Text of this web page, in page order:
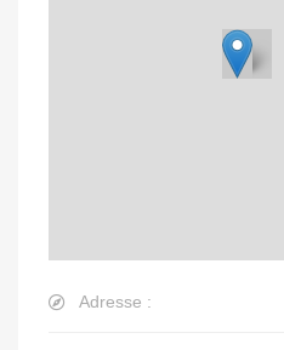
Adresse :